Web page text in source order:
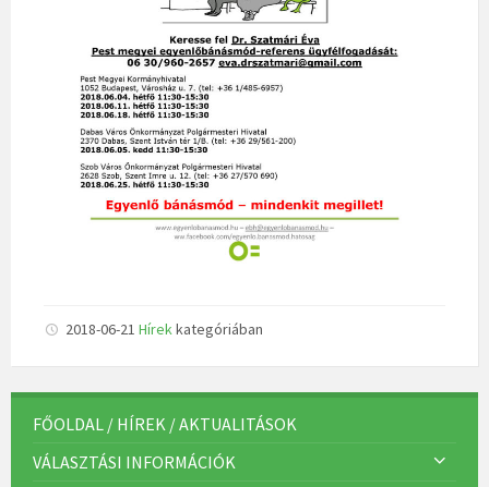
2018-06-21 Hírekkategóriában
FŐOLDAL / HÍREK / AKTUALITÁSOK
VÁLASZTÁSI INFORMÁCIÓK